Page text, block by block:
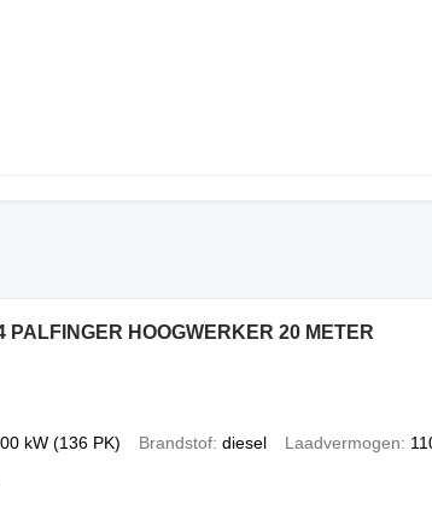
PALFINGER HOOGWERKER 20 METER
kW (136 PK) Brandstof diesel Laadvermogen